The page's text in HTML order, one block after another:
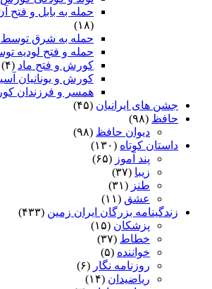
حمله به بابل و
(۱۸)
حمله به شرق
حمله و فتح لودیه
کورش و فتح ماد (۴)
کورش و یونانیان
همسر و فرزندان
جشن های ایرانیان (۴۵)
حافظ (۹۸)
دیوان حافظ (۹۸)
داستان کوتاه (۱۳۰)
پند آموز (۶۵)
زیبا (۳۷)
طنز (۳۱)
عشق (۱۱)
زندگینامه بزرگان ایران زمین (۴۳۳)
پزشکان (۱۵)
خطاط (۳۷)
خواننده (۵)
روزنامه نگار (۶)
ریاضیدان (۱۴)